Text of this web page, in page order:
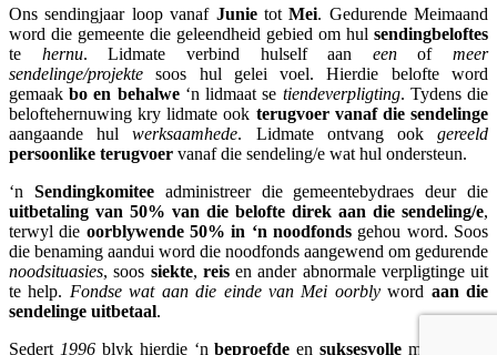
Ons sendingjaar loop vanaf JunietotMei. Gedurende Meimaand
word die gemeente die geleendheid gebied om hul sendingbeloftes
te hernu. Lidmate verbind hulself aan eenof meer
sendelinge/projekte soos hul gelei voel. Hierdie belofte word
gemaakbo en behalwe‘n lidmaat se tiendeverpligting. Tydens die
beloftehernuwing kry lidmate ook terugvoer vanaf die sendelinge
aangaande hulwerksaamhede. Lidmate ontvang ookgereeld
persoonlike terugvoer vanaf die sendeling/e wat hul ondersteun.
‘n Sendingkomiteeadministreer die gemeentebydraes deur die
uitbetaling van 50% van die belofte direk aan die sendeling/e,
terwyl die oorblywende 50% in ‘n noodfonds gehou word. Soos
die benaming aandui word die noodfonds aangewend om gedurende
noodsituasies, soos siekte, reisen ander abnormale verpligtinge uit
te help. Fondse wat aan die einde van Mei oorblyword aan die
sendelinge uitbetaal.
Sedert 1996blyk hierdie ‘nbeproefde ensuksesvolle manier van